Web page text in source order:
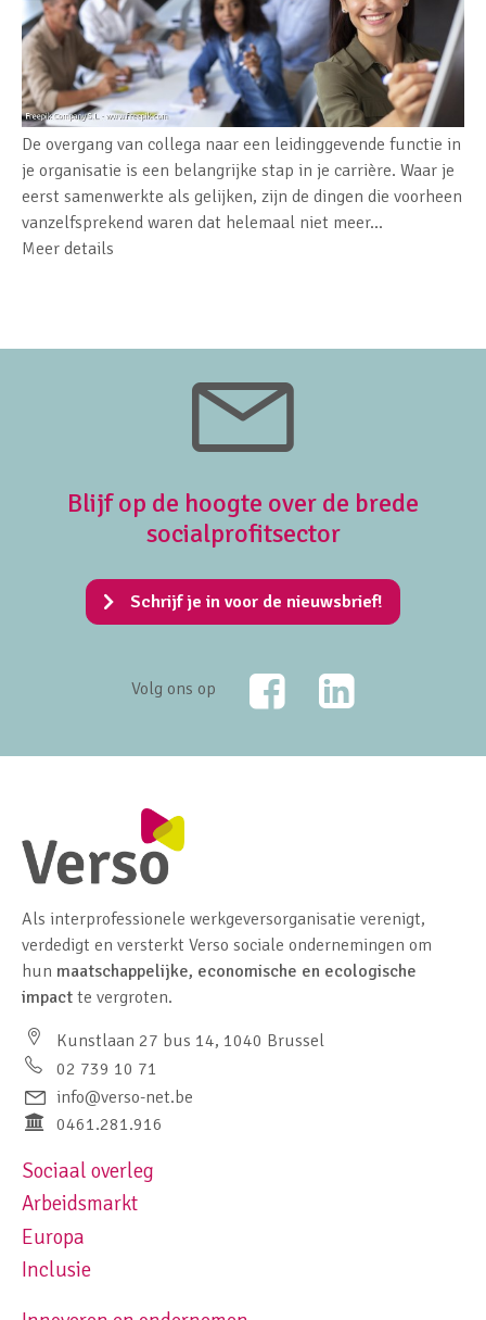
De overgang van collega naar een leidinggevende functie in
je organisatie is een belangrijke stap in je carrière. Waar je
eerst samenwerkte als gelijken, zijn de dingen die voorheen
vanzelfsprekend waren dat helemaal niet meer...
Meer details
Blijf op de hoogte over de brede
socialprofitsector
Schrijf je in voor de nieuwsbrief!
Volg ons op
FacebookLinkedIn
Als interprofessionele werkgeversorganisatie verenigt,
verdedigt en versterkt Verso sociale ondernemingen om
hun maatschappelijke, economische en ecologische
impact te vergroten.
Kunstlaan 27 bus 14, 1040 Brussel
02 739 10 71
info@verso-net.be
0461.281.916
Footer navigation left
Sociaal overleg
Arbeidsmarkt
Europa
Inclusie